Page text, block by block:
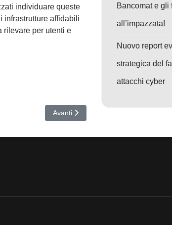
individuare queste
infrastrutture affidabili
rilevare per utenti e
la guerra informatica nel settore
Articolo successivo: Phishing hi-tech
Avanti
Bancomat e gli
all’impazzata!
Nuovo report
strategica del
attacchi cyber